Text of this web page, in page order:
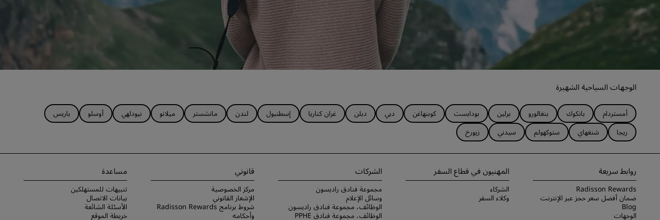
الوجهات السياحية الشهيرة
أمستردام بانكوك بنغالورو برلين بودابست كوبنهاغن دبي دبلن غران كناريا إسطنبول لندن مانشستر ميلانو نيودلهي أوسلو
باريس
ريجا
شنغهاي ستوكهولم سيدني زيورخ
روابط سريعة
Radisson Rewards
ضمان أفضل سعر حجز عبر الإنترنت
Blog
الوجهات
المهنيون في قطاع السفر
الشركاء
وكلاء السفر
الشركات
مجموعة فنادق راديسون
وسائل الإعلام
الوظائف، مجموعة فنادق راديسون
الوظائف، مجموعة فنادق PPHE
قانوني
مركز الخصوصية
الإشعار القانوني
شروط برنامج Radisson Rewards
وأحكامه
مساعدة
تنبيهات للمستهلكين
بيانات الاتصال
الأسئلة الشائعة
خريطة الموقع